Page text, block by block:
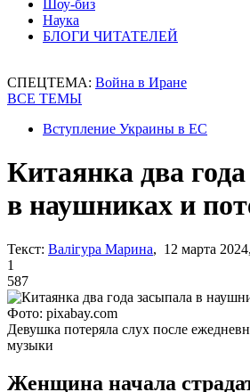
Шоу-биз
Наука
БЛОГИ ЧИТАТЕЛЕЙ
СПЕЦТЕМА: Война в Иране
ВСЕ ТЕМЫ
Вступление Украины в ЕС
Китаянка два
в наушниках и
Текст: Валігура Марина, 12 марта
1
587
Фото: pixabay.com
Девушка потеряла слух после
музыки
Женщина начала